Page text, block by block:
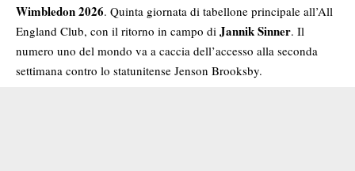
Wimbledon 2026. Quinta giornata di tabellone principale all’All
England Club, con il ritorno in campo di Jannik Sinner. Il
numero uno del mondo va a caccia dell’accesso alla seconda
settimana contro lo statunitense Jenson Brooksby.